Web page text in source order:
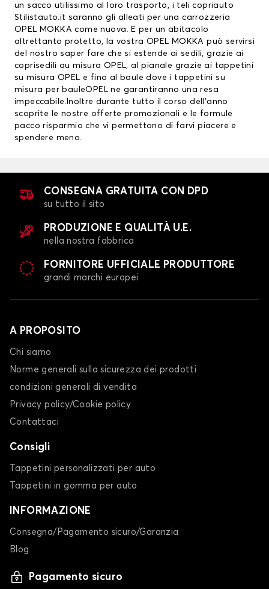
un sacco utilissimo al loro trasporto, i teli copriauto
Stilistauto.it saranno gli alleati per una carrozzeria
OPEL MOKKA come nuova. E per un abitacolo
altrettanto protetto, la vostra OPEL MOKKA può servirsi
del nostro saper fare che si estende ai sedili, grazie ai
coprisedili au misura OPEL, al pianale grazie ai tappetini
su misura OPEL e fino al baule dove i tappetini su
misura per bauleOPEL ne garantiranno una resa
impeccabile.Inoltre durante tutto il corso dell’anno
scoprite le nostre offerte promozionali e le formule
pacco risparmio che vi permettono di farvi piacere e
spendere meno.
CONSEGNA GRATUITA CON DPD
su tutto il sito
PRODUZIONE E QUALITÀ U.E.
nella nostra fabbrica
FORNITORE UFFICIALE PRODUTTORE
grandi marchi europei
A PROPOSITO
Chi siamo
Norme generali sulla sicurezza dei prodotti
condizioni generali di vendita
Privacy policy/Cookie policy
Contattaci
Consigli
Tappetini personalizzati per auto
Tappetini in gomma per auto
INFORMAZIONE
Consegna/Pagamento sicuro/Garanzia
Blog
Pagamento sicuro